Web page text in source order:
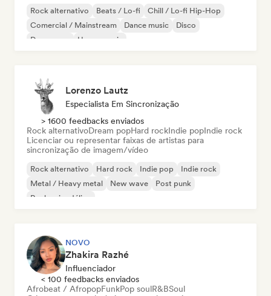
Rock alternativo Beats / Lo-fi
Chill / Lo-fi Hip-Hop
Comercial / Mainstream
Dance music
Disco
Dream pop
House music
Lorenzo Lautz
Especialista Em Sincronização
> 1600 feedbacks enviados
Rock alternativoDream popHard rockIndie popIndie rock
Licenciar ou representar faixas de artistas para
sincronização de imagem/vídeo
Rock alternativo Hard rock Indie pop
Indie rock
Metal / Heavy metal
New wave
Post punk
Rock psicodélico
NOVO
Zhakira Razhé
Influenciador
< 100 feedbacks enviados
Afrobeat / AfropopFunkPop soulR&BSoul